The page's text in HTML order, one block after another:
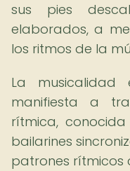
sus pies
elaborados, a
los ritmos de la
La
manifiesta a
rítmica,
bailarines
patrones rítmicos